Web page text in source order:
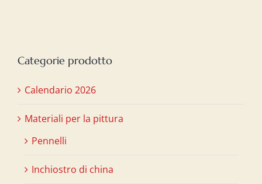
Categorie prodotto
Calendario 2026
Materiali per la pittura
Pennelli
Inchiostro di china